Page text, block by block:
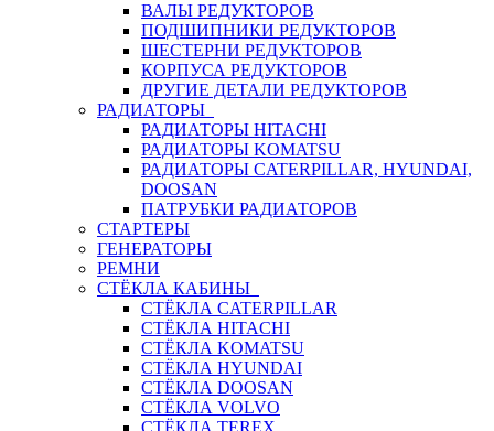
ВАЛЫ РЕДУКТОРОВ
ПОДШИПНИКИ РЕДУКТОРОВ
ШЕСТЕРНИ РЕДУКТОРОВ
КОРПУСА РЕДУКТОРОВ
ДРУГИЕ ДЕТАЛИ РЕДУКТОРОВ
РАДИАТОРЫ
РАДИАТОРЫ HITACHI
РАДИАТОРЫ KOMATSU
РАДИАТОРЫ CATERPILLAR, HYUNDAI,
DOOSAN
ПАТРУБКИ РАДИАТОРОВ
СТАРТЕРЫ
ГЕНЕРАТОРЫ
РЕМНИ
СТЁКЛА КАБИНЫ
СТЁКЛА CATERPILLAR
СТЁКЛА HITACHI
СТЁКЛА KOMATSU
СТЁКЛА HYUNDAI
СТЁКЛА DOOSAN
СТЁКЛА VOLVO
СТЁКЛА TEREX